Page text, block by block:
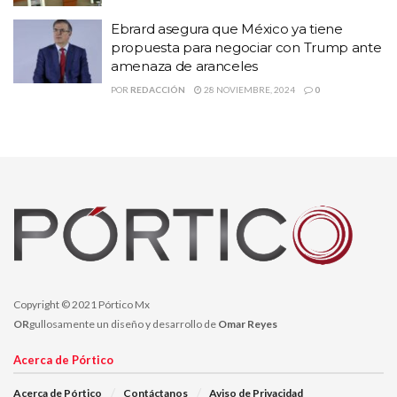
López Obrador intervenir nuevamente para que las secretarías
responsables se pongan a trabajar y se realice un plan emergente
en beneficio de la población.
Ebrard asegura que México ya tiene
propuesta para negociar con Trump ante
amenaza de aranceles
POR REDACCIÓN 28 NOVIEMBRE, 2024 0
Copyright © 2021 Pórtico Mx
ORgullosamente un diseño y desarrollo de Omar Reyes
Acerca de Pórtico
Acerca de Pórtico Contáctanos Aviso de Privacidad